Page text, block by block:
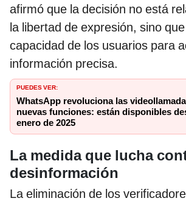
afirmó que la decisión no está
la libertad de expresión, sino
capacidad de los usuarios para
información precisa.
PUEDES VER:
WhatsApp revoluciona las
nuevas funciones: están disponibles
enero de 2025
La medida que lucha
desinformación
La eliminación de los